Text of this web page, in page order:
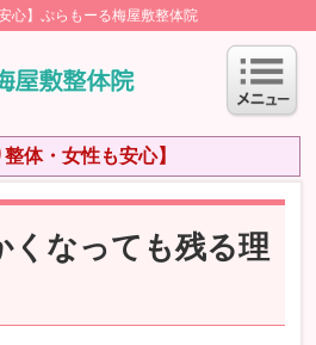
心】ぷらもーる梅屋敷整体院
体・女性も安心】
くなっても残る理